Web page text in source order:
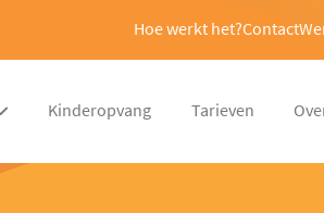
Hoe werkt het?Contact
Kinderopvang Tarieven